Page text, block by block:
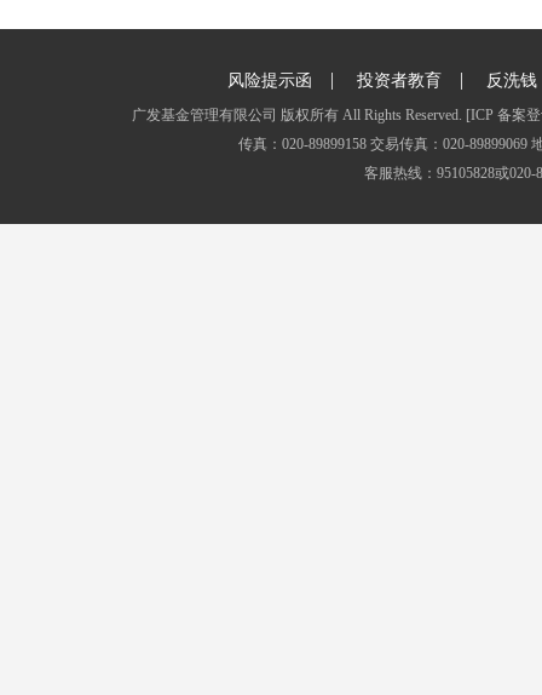
风险提示函 | 投资者教育 | 反洗钱
广发基金管理有限公司 版权所有 All Rights Reserved. [ICP 备案
传真：020-89899158 交易传真：020-
客服热线：95105828或020-